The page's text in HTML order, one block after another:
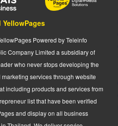
Powered by Teleinfo
Company Limited a subsidiary of
who never stops developing the
services through website
including products and services from
list that have been verified
and display on all business